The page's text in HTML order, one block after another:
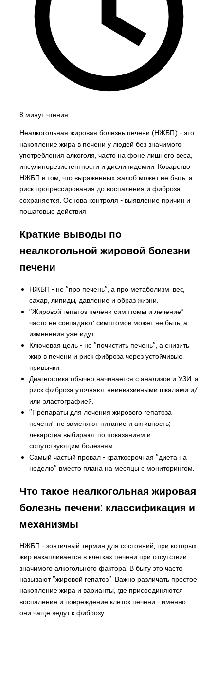
8 минут чтения
Неалкогольная жировая болезнь печени (НЖБП) - это
накопление жира в печени у людей без значимого
употребления алкоголя, часто на фоне лишнего веса,
инсулинорезистентности и дислипидемии. Коварство
НЖБП в том, что выраженных жалоб может не быть, а
риск прогрессирования до воспаления и фиброза
сохраняется. Основа контроля - выявление причин и
пошаговые действия.
Краткие выводы по
неалкогольной жировой болезни
печени
НЖБП - не "про печень", а про метаболизм: вес,
сахар, липиды, давление и образ жизни.
"Жировой гепатоз печени симптомы и лечение"
часто не совпадают: симптомов может не быть, а
изменения уже идут.
Ключевая цель - не "почистить печень", а снизить
жир в печени и риск фиброза через устойчивые
привычки.
Диагностика обычно начинается с анализов и УЗИ, а
риск фиброза уточняют неинвазивными шкалами и/
или эластографией.
"Препараты для лечения жирового гепатоза
печени" не заменяют питание и активность;
лекарства выбирают по показаниям и
сопутствующим болезням.
Самый частый провал - краткосрочная "диета на
неделю" вместо плана на месяцы с мониторингом.
Что такое неалкогольная жировая
болезнь печени: классификация и
механизмы
НЖБП - зонтичный термин для состояний, при которых
жир накапливается в клетках печени при отсутствии
значимого алкогольного фактора. В быту это часто
называют "жировой гепатоз". Важно различать простое
накопление жира и варианты, где присоединяются
воспаление и повреждение клеток печени - именно
они чаще ведут к фиброзу.